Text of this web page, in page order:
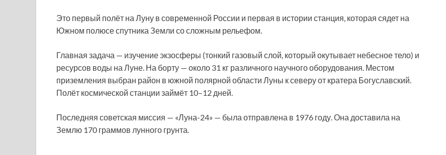
Это первый полёт на Луну в современной России и первая в истории станция, которая сядет на
Южном полюсе спутника Земли со сложным рельефом.
Главная задача — изучение экзосферы (тонкий газовый слой, который окутывает небесное тело) и
ресурсов воды на Луне. На борту — около 31 кг различного научного оборудования. Местом
приземления выбран район в южной полярной области Луны к северу от кратера Богуславский.
Полёт космической станции займёт 10–12 дней.
Последняя советская миссия — «Луна-24» — была отправлена в 1976 году. Она доставила на
Землю 170 граммов лунного грунта.